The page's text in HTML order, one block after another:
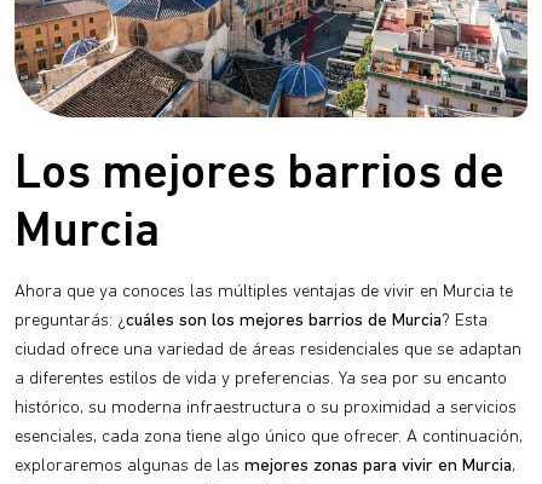
Los mejores barrios de
Murcia
Ahora que ya conoces las múltiples ventajas de vivir en Murcia te
preguntarás: ¿ cuáles son los mejores barrios de Murcia? Esta
ciudad ofrece una variedad de áreas residenciales que se adaptan
a diferentes estilos de vida y preferencias. Ya sea por su encanto
histórico, su moderna infraestructura o su proximidad a servicios
esenciales, cada zona tiene algo único que ofrecer. A continuación,
exploraremos algunas de las mejores zonas para vivir en Murcia,